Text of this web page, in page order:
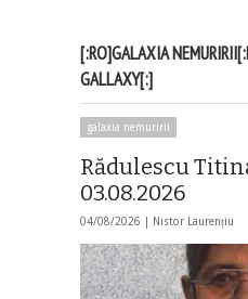
[:RO]GALAXIA
GALLAXY[:]
galaxia nemuririi
Rădulescu
03.08.2026
04/08/2026 | Nistor Laurențiu